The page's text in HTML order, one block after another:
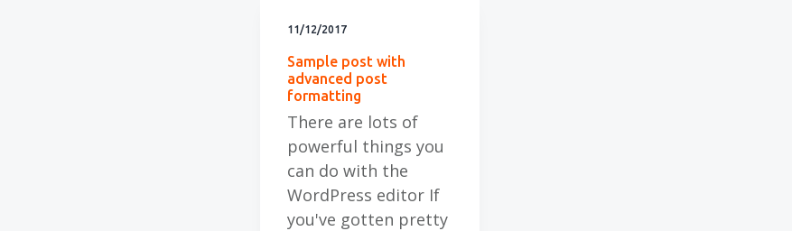
11/12/2017
Sample post with
advanced post
formatting
There are lots of
powerful things you
can do with the
WordPress editor If
you've gotten pretty